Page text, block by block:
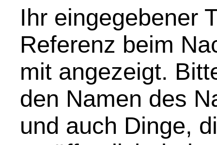
Ihr eingegebener
Referenz beim
mit angezeigt.
den Namen des
und auch Dinge,